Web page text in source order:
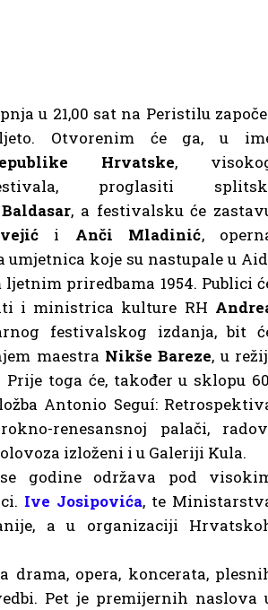
u 21,00 sat na Peristilu
Otvorenim će ga, u
Hrvatske,
proglasiti
, a festivalsku će
i Anči Mladinić,
umjetnica koje su nastupale u
priredbama 1954. Publici
i ministrica kulture RH
festivalskog izdanja, bit
maestra Nikše Bareze, u
toga će, također u sklopu
Antonio Seguí:
renesansnoj palači,
izloženi i u Galeriji Kula.
godine održava pod
Ive Josipovića, te
a u organizaciji
opera, koncerata,
Pet je premijernih naslova